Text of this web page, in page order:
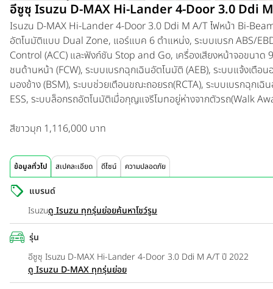
อีซูซุ Isuzu D-MAX Hi-Lander 4-Door 3.0 Ddi
Isuzu D-MAX Hi-Lander 4-Door 3.0 Ddi M A/Tไฟหน้า Bi-
อัตโนมัติแบบ Dual Zone, แอร์แบค 6 ตำแหน่ง, ระบบเบรก ABS/
Control (ACC) และฟังก์ชัน Stop and Go, เครื่องเสียงหน้าจอขน
ชนด้านหน้า (FCW), ระบบเบรกฉุกเฉินอัตโนมัติ (AEB), ระบบแจ้งเตื
มองข้าง (BSM), ระบบช่วยเตือนขณะถอยรถ(RCTA), ระบบเบรกฉุก
ESS, ระบบล็อกรถอัตโนมัติเมื่อกุญแจรีโมทอยู่ห่างจากตัวรถ(Walk
สีขาวมุก 1,116,000 บาท
ข้อมูลทั่วไป สเปคละเอียด ดีไซน์ ความปลอดภัย
แบรนด์
Isuzuดู Isuzu ทุกรุ่นย่อยค้นหาโชว์รูม
รุ่น
อีซูซุ Isuzu D-MAX Hi-Lander 4-Door 3.0 Ddi M A/T ปี 2022
ดู Isuzu D-MAX ทุกรุ่นย่อย